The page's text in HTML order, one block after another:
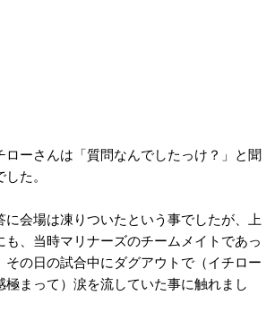
ローさんは「質問なんでしたっけ？」と聞
た。
に会場は凍りついたという事でしたが、上
も、当時マリナーズのチームメイトであっ
その日の試合中にダグアウトで（イチロー
極まって）涙を流していた事に触れまし